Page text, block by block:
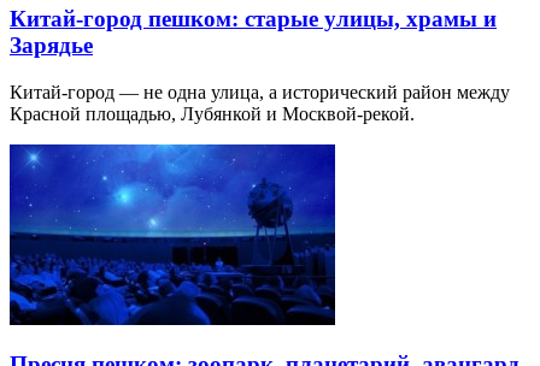
Китай-город пешком: старые улицы, храмы и
Зарядье
Китай-город — не одна улица, а исторический район между
Красной площадью, Лубянкой и Москвой-рекой.